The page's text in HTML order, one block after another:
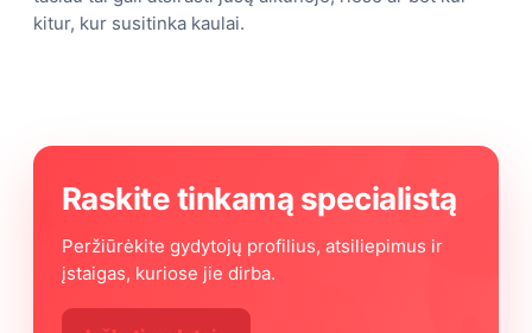
kitur, kur susitinka kaulai.
Raskite tinkamą specialistą
Peržiūrėkite gydytojų profilius, atsiliepimus ir
įstaigas, kuriose jie dirba.